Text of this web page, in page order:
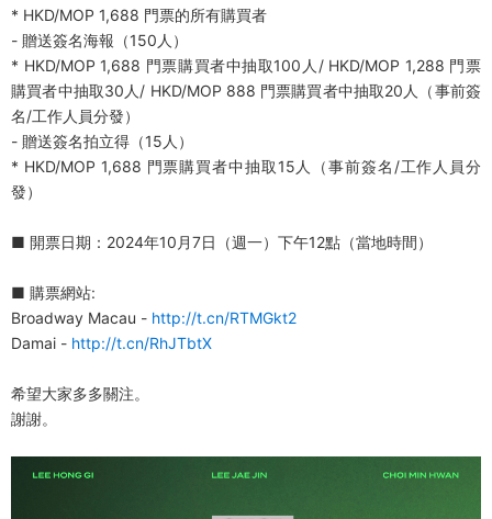
* HKD/MOP 1,688 門票的所有購買者
- 贈送簽名海報（150人）
* HKD/MOP 1,688 門票購買者中抽取100人/ HKD/MOP 1,288 門票
購買者中抽取30人/ HKD/MOP 888 門票購買者中抽取20人（事前簽
名/工作人員分發）
- 贈送簽名拍立得（15人）
* HKD/MOP 1,688 門票購買者中抽取15人（事前簽名/工作人員分
發）
■ 開票日期：2024年10月7日（週一）下午12點（當地時間）
■ 購票網站:
Broadway Macau - http://t.cn/RTMGkt2
Damai - http://t.cn/RhJTbtX
希望大家多多關注。
謝謝。